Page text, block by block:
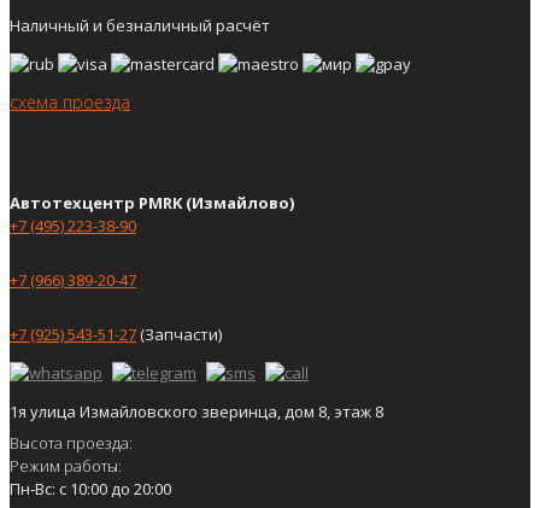
Наличный и безналичный расчёт
схема проезда
Автотехцентр PMRK (Измайлово)
+7 (495) 223-38-90
+7 (966) 389-20-47
+7 (925) 543-51-27(Запчасти)
1я улица Измайловского зверинца, дом 8, этаж 8
Высота проезда:
Режим работы:
Пн-Вс: с 10:00 до 20:00